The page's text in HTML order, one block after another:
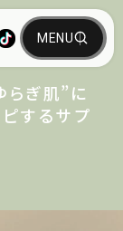
らぎ肌”に
するサプ